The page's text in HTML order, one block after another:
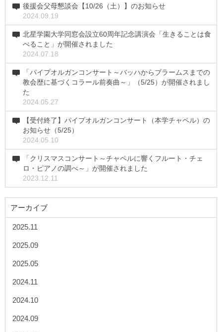
後援会父母懇談会【10/26（土）】のお知らせ
2024.09.19
北星学園大学同窓会設立60周年記念講演会「生きることは食
べること」が開催されました
2024.07.18
「パイプオルガンコンサート～バッハからブラームスまでの
教会歴に基づくコラール前奏曲～」（5/25）が開催されまし
た
2024.05.27
【受付終了】パイプオルガンコンサート（本学チャペル）の
お知らせ（5/25）
2024.05.10
「クリスマスコンサート～チャペルに響くフルート・チェ
ロ・ピアノの調べ～」が開催されました
2023.12.11
アーカイブ
2025.11
2025.09
2025.05
2024.11
2024.10
2024.09